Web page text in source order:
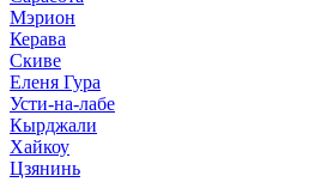
Мэрион
Керава
Скиве
Еленя Гура
Усти-на-лабе
Кырджали
Хайкоу
Цзянинь